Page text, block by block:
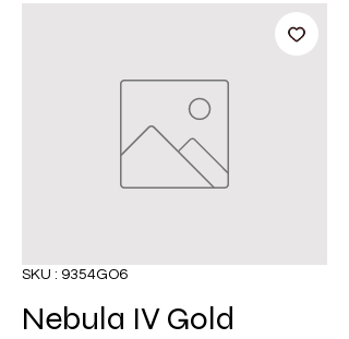
SKU : 9354GO6
Nebula IV Gold